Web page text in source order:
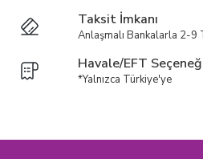
Taksit İmkanı
Anlaşmalı Bankalarla 2-9
Havale/EFT
*Yalnızca Türkiye'ye